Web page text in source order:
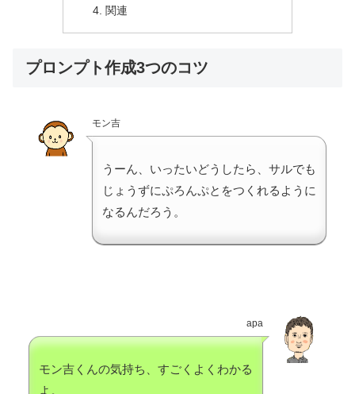
関連
プロンプト作成3つのコツ
モン吉
うーん、いったいどうしたら、サルでも
じょうずにぷろんぷとをつくれるように
なるんだろう。
apa
モン吉くんの気持ち、すごくよくわかる
よ。